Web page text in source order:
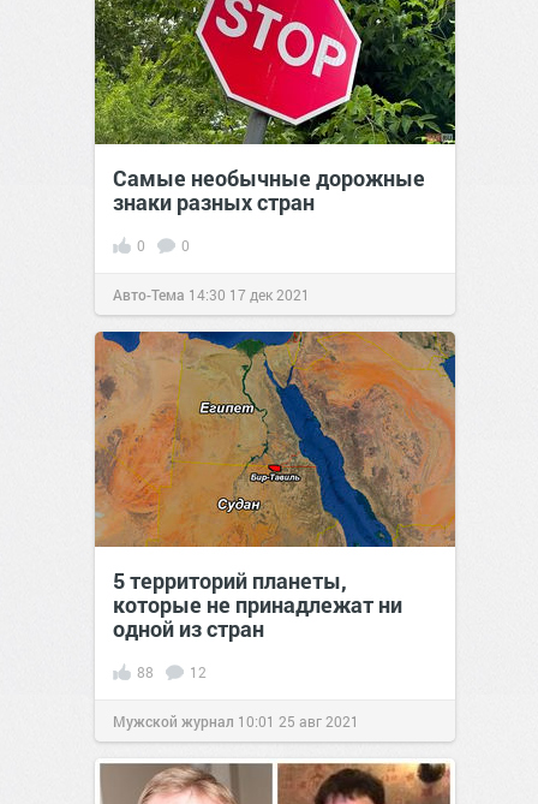
Самые необычные дорожные
знаки разных стран
0 0
Авто-Тема 14:30 17 дек 2021
5 территорий планеты,
которые не принадлежат ни
одной из стран
88 12
Мужской журнал 10:01 25 авг 2021